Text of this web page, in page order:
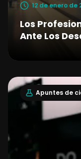
12 de enero de
Los
Ante Los
Apuntes de